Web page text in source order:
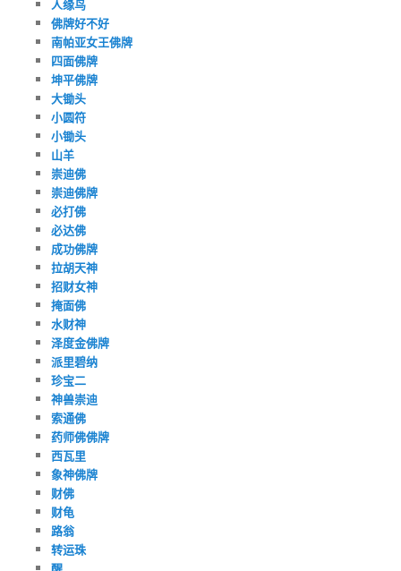
人缘鸟
佛牌好不好
南帕亚女王佛牌
四面佛牌
坤平佛牌
大锄头
小圆符
小锄头
山羊
崇迪佛
崇迪佛牌
必打佛
必达佛
成功佛牌
拉胡天神
招财女神
掩面佛
水财神
泽度金佛牌
派里碧纳
珍宝二
神兽崇迪
索通佛
药师佛佛牌
西瓦里
象神佛牌
财佛
财龟
路翁
转运珠